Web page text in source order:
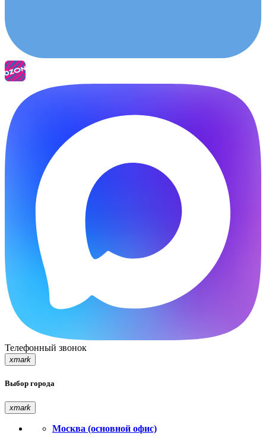
Телефонный звонок
xmark
Выбор города
xmark
Москва (основной офис)